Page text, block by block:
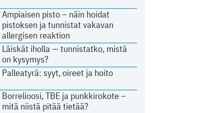
Ampiaisen pisto – näin hoidat
pistoksen ja tunnistat vakavan
allergisen reaktion
Läiskät iholla — tunnistatko, mistä
on kysymys?
Palleatyrä: syyt, oireet ja hoito
Borrelioosi, TBE ja punkkirokote –
mitä niistä pitää tietää?